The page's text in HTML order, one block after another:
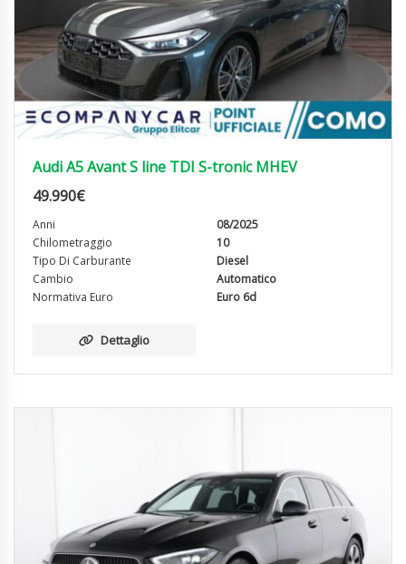
Audi A5 Avant S line TDI S-tronic MHEV
49.990€
Anni
08/2025
Chilometraggio
10
Tipo Di Carburante
Diesel
Cambio
Automatico
Normativa Euro
Euro 6d
Dettaglio